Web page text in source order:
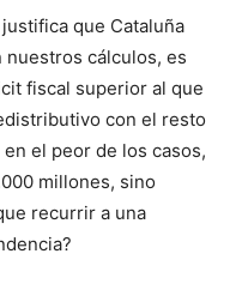
que Cataluña
nuestros cálculos, es
fiscal superior al que
con el resto
el peor de los casos,
millones, sino
recurrir a una